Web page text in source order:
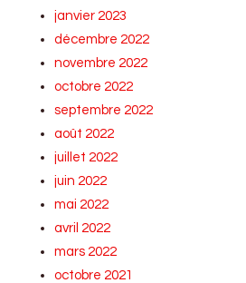
janvier 2023
décembre 2022
novembre 2022
octobre 2022
septembre 2022
août 2022
juillet 2022
juin 2022
mai 2022
avril 2022
mars 2022
octobre 2021